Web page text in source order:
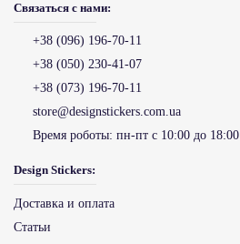
Связаться с нами:
+38 (096) 196-70-11
+38 (050) 230-41-07
+38 (073) 196-70-11
store@designstickers.com.ua
Время роботы: пн-пт с 10:00 до 18:00
Design Stickers:
Доставка и оплата
Статьи